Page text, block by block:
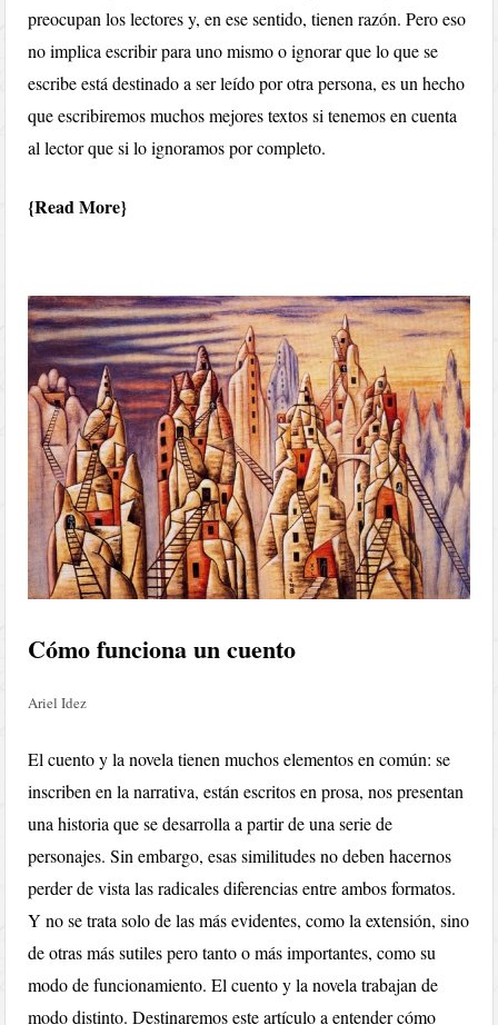
preocupan los lectores y, en ese sentido, tienen razón. Pero eso
no implica escribir para uno mismo o ignorar que lo que se
escribe está destinado a ser leído por otra persona, es un hecho
que escribiremos muchos mejores textos si tenemos en cuenta
al lector que si lo ignoramos por completo.
Read More
Cómo funciona un cuento
Ariel Idez
El cuento y la novela tienen muchos elementos en común: se
inscriben en la narrativa, están escritos en prosa, nos presentan
una historia que se desarrolla a partir de una serie de
personajes. Sin embargo, esas similitudes no deben hacernos
perder de vista las radicales diferencias entre ambos formatos.
Y no se trata solo de las más evidentes, como la extensión, sino
de otras más sutiles pero tanto o más importantes, como su
modo de funcionamiento. El cuento y la novela trabajan de
modo distinto. Destinaremos este artículo a entender cómo